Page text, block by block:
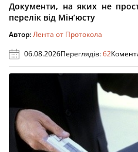
Документи, на яких не
перелік від Мін’юсту
Автор:Лента от Протокола
06.08.2026Переглядів:62